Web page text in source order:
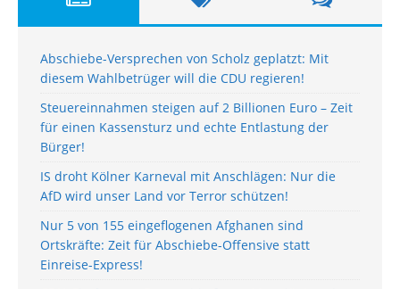
Abschiebe-Versprechen von Scholz geplatzt: Mit
diesem Wahlbetrüger will die CDU regieren!
Steuereinnahmen steigen auf 2 Billionen Euro – Zeit
für einen Kassensturz und echte Entlastung der
Bürger!
IS droht Kölner Karneval mit Anschlägen: Nur die
AfD wird unser Land vor Terror schützen!
Nur 5 von 155 eingeflogenen Afghanen sind
Ortskräfte: Zeit für Abschiebe-Offensive statt
Einreise-Express!